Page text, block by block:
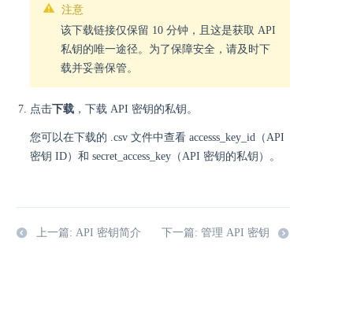
注意
该下载链接仅保留 10 分钟，且这是获取 API
私钥的唯一途径。为了保障安全，请及时下
载并妥善保管。
点击下载 ，下载 API 密钥的私钥。
您可以在下载的 .csv 文件中查看 accesss_key_id（API
密钥 ID）和 secret_access_key（API 密钥的私钥）。
上一篇: API 密钥简介 下一篇: 管理 API 密钥